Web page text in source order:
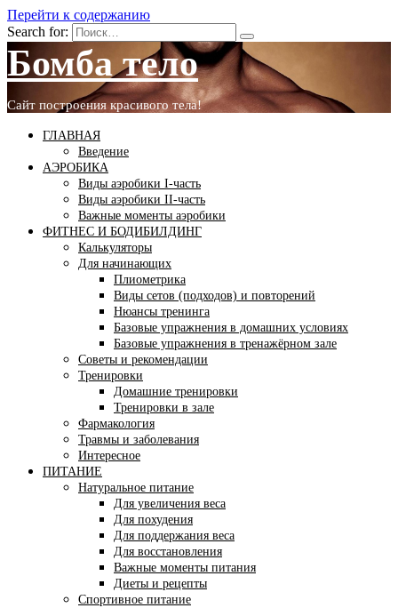
Перейти к содержанию
Search for:
Бомба тело
Сайт построения красивого тела!
ГЛАВНАЯ
Введение
АЭРОБИКА
Виды аэробики І-часть
Виды аэробики ІІ-часть
Важные моменты аэробики
ФИТНЕС И БОДИБИЛДИНГ
Калькуляторы
Для начинающих
Плиометрика
Виды сетов (подходов) и повторений
Нюансы тренинга
Базовые упражнения в домашних условиях
Базовые упражнения в тренажёрном зале
Советы и рекомендации
Тренировки
Домашние тренировки
Тренировки в зале
Фармакология
Травмы и заболевания
Интересное
ПИТАНИЕ
Натуральное питание
Для увеличения веса
Для похудения
Для поддержания веса
Для восстановления
Важные моменты питания
Диеты и рецепты
Спортивное питание